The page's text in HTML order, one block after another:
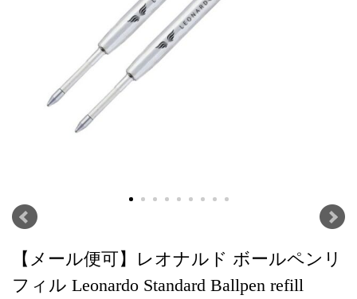
【メール便可】レオナルド ボールペンリ
フィル Leonardo Standard Ballpen refill